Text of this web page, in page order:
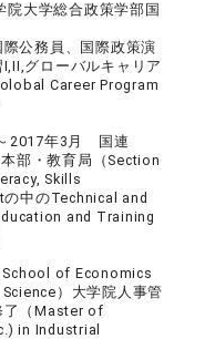
院大学総合政策学部国
公務員、国際政策演
グローバルキャリア
Career Program
2017年3月 国連
本部・教育局（Section
Skills
中のTechnical and
and Training
of Economics
）大学院人事管
了（Master of
in Industrial